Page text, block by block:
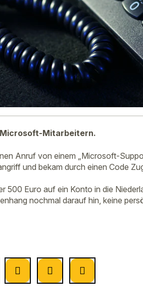
Mitarbeitern.
Anruf von einem „Microsoft-
und bekam durch einen Code
500 Euro auf ein Konto in die
nochmal darauf hin, keine